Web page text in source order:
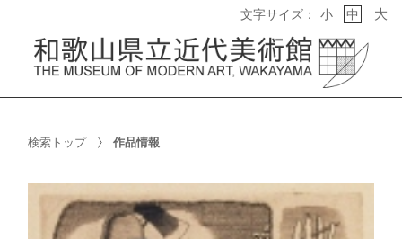
文字サイズ： 小 中 大
検索トップ 作品情報